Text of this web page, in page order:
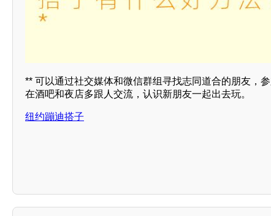
** 可以通过社交媒体和微信群组寻找志同道合的朋友，
在酒吧和夜店多跟人交流，认识新朋友一起出去玩。
纽约蹦迪搭子